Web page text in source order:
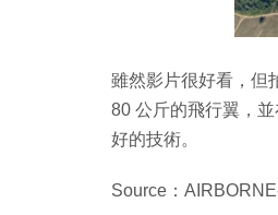
雖然影片很好看，但
80 公斤的飛行翼，
好的技術。
Source：